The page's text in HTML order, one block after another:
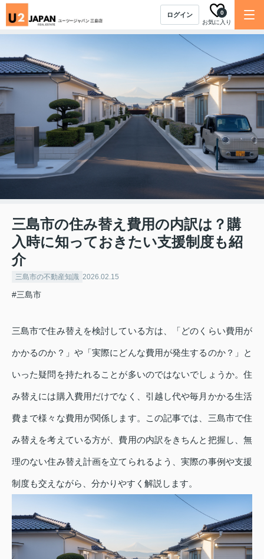
ログイン
お気に入り
0
三島市の住み替え費用の内訳は？購
入時に知っておきたい支援制度も紹
介
三島市の不動産知識 2026.02.15
#三島市
三島市で住み替えを検討している方は、「どのくらい費用が
かかるのか？」や「実際にどんな費用が発生するのか？」と
いった疑問を持たれることが多いのではないでしょうか。住
み替えには購入費用だけでなく、引越し代や毎月かかる生活
費まで様々な費用が関係します。この記事では、三島市で住
み替えを考えている方が、費用の内訳をきちんと把握し、無
理のない住み替え計画を立てられるよう、実際の事例や支援
制度も交えながら、分かりやすく解説します。